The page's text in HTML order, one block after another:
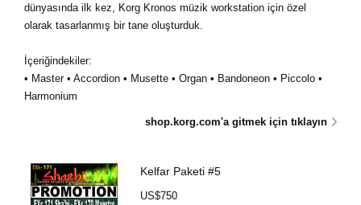
dünyasında ilk kez, Korg Kronos müzik workstation için özel
olarak tasarlanmış bir tane oluşturduk.
İçeriğindekiler:
• Master • Accordion • Musette • Organ • Bandoneon • Piccolo •
Harmonium
shop.korg.com'a gitmek için tıklayın
Kelfar Paketi #5
US$750